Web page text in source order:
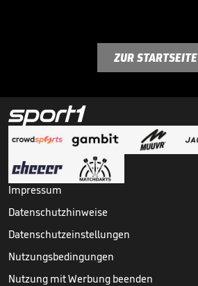
ZUR STARTSEITE
Impressum
Datenschutzhinweise
Datenschutzeinstellungen
Nutzungsbedingungen
Nutzung mit Werbung beenden